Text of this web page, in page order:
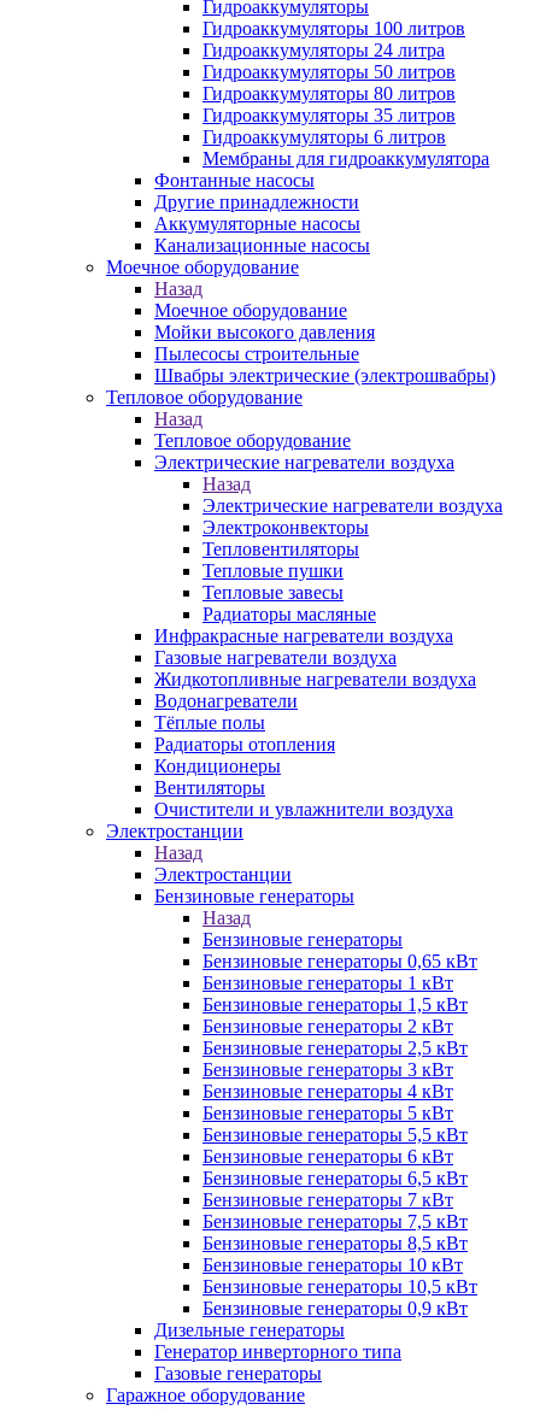
Гидроаккумуляторы
Гидроаккумуляторы 100 литров
Гидроаккумуляторы 24 литра
Гидроаккумуляторы 50 литров
Гидроаккумуляторы 80 литров
Гидроаккумуляторы 35 литров
Гидроаккумуляторы 6 литров
Мембраны для гидроаккумулятора
Фонтанные насосы
Другие принадлежности
Аккумуляторные насосы
Канализационные насосы
Моечное оборудование
Назад
Моечное оборудование
Мойки высокого давления
Пылесосы строительные
Швабры электрические (электрошвабры)
Тепловое оборудование
Назад
Тепловое оборудование
Электрические нагреватели воздуха
Назад
Электрические нагреватели воздуха
Электроконвекторы
Тепловентиляторы
Тепловые пушки
Тепловые завесы
Радиаторы масляные
Инфракрасные нагреватели воздуха
Газовые нагреватели воздуха
Жидкотопливные нагреватели воздуха
Водонагреватели
Тёплые полы
Радиаторы отопления
Кондиционеры
Вентиляторы
Очистители и увлажнители воздуха
Электростанции
Назад
Электростанции
Бензиновые генераторы
Назад
Бензиновые генераторы
Бензиновые генераторы 0,65 кВт
Бензиновые генераторы 1 кВт
Бензиновые генераторы 1,5 кВт
Бензиновые генераторы 2 кВт
Бензиновые генераторы 2,5 кВт
Бензиновые генераторы 3 кВт
Бензиновые генераторы 4 кВт
Бензиновые генераторы 5 кВт
Бензиновые генераторы 5,5 кВт
Бензиновые генераторы 6 кВт
Бензиновые генераторы 6,5 кВт
Бензиновые генераторы 7 кВт
Бензиновые генераторы 7,5 кВт
Бензиновые генераторы 8,5 кВт
Бензиновые генераторы 10 кВт
Бензиновые генераторы 10,5 кВт
Бензиновые генераторы 0,9 кВт
Дизельные генераторы
Генератор инверторного типа
Газовые генераторы
Гаражное оборудование